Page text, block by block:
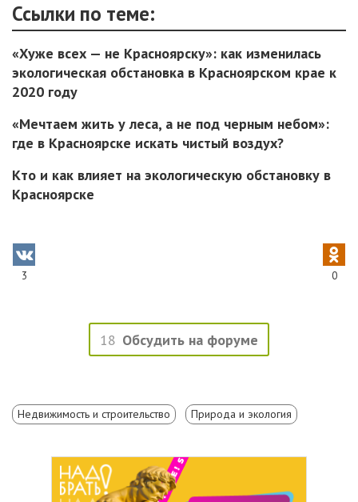
Ссылки по теме:
«Хуже всех — не Красноярску»: как изменилась
экологическая обстановка в Красноярском крае к
2020 году
«Мечтаем жить у леса, а не под черным небом»:
где в Красноярске искать чистый воздух?
Кто и как влияет на экологическую обстановку в
Красноярске
3 0
18 Обсудить на форуме
Недвижимость и строительство Природа и экология